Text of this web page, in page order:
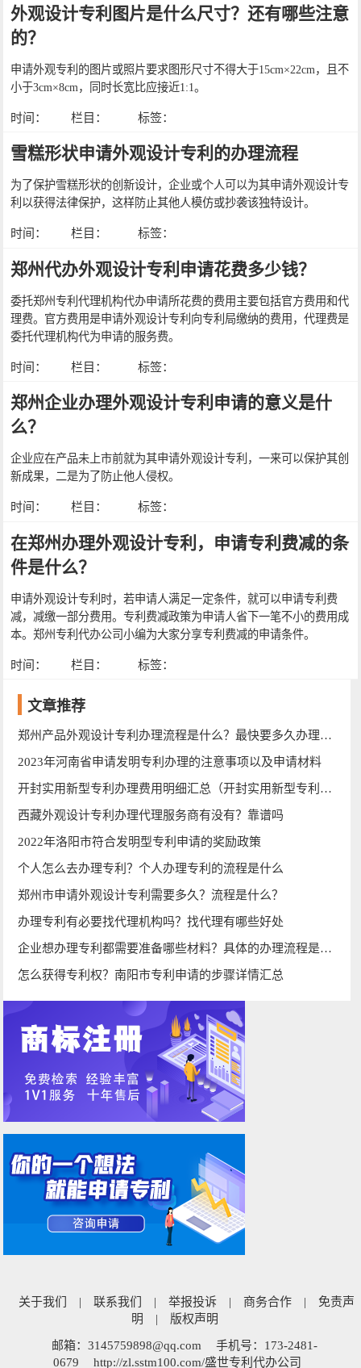
外观设计专利图片是什么尺寸？还有哪些注意
的？
申请外观专利的图片或照片要求图形尺寸不得大于15cm×22cm，且不
小于3cm×8cm，同时长宽比应接近1:1。
时间： 栏目： 标签：
雪糕形状申请外观设计专利的办理流程
为了保护雪糕形状的创新设计，企业或个人可以为其申请外观设计专
利以获得法律保护，这样防止其他人模仿或抄袭该独特设计。
时间： 栏目： 标签：
郑州代办外观设计专利申请花费多少钱？
委托郑州专利代理机构代办申请所花费的费用主要包括官方费用和代
理费。官方费用是申请外观设计专利向专利局缴纳的费用，代理费是
委托代理机构代为申请的服务费。
时间： 栏目： 标签：
郑州企业办理外观设计专利申请的意义是什
么？
企业应在产品未上市前就为其申请外观设计专利，一来可以保护其创
新成果，二是为了防止他人侵权。
时间： 栏目： 标签：
在郑州办理外观设计专利，申请专利费减的条
件是什么？
申请外观设计专利时，若申请人满足一定条件，就可以申请专利费
减，减缴一部分费用。专利费减政策为申请人省下一笔不小的费用成
本。郑州专利代办公司小编为大家分享专利费减的申请条件。
时间： 栏目： 标签：
文章推荐
郑州产品外观设计专利办理流程是什么？最快要多久办理完成
2023年河南省申请发明专利办理的注意事项以及申请材料
开封实用新型专利办理费用明细汇总（开封实用新型专利办理）
西藏外观设计专利办理代理服务商有没有？靠谱吗
2022年洛阳市符合发明型专利申请的奖励政策
个人怎么去办理专利？个人办理专利的流程是什么
郑州市申请外观设计专利需要多久？流程是什么？
办理专利有必要找代理机构吗？找代理有哪些好处
企业想办理专利都需要准备哪些材料？具体的办理流程是什么
怎么获得专利权？南阳市专利申请的步骤详情汇总
关于我们 | 联系我们 | 举报投诉 | 商务合作 |
免责声
明
| 版权声明
邮箱：3145759898@qq.com
手机号：173-2481-
0679
http://zl.sstm100.com/盛世专利代办公司